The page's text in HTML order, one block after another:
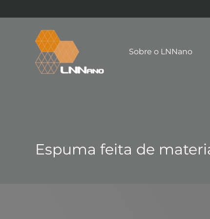
Sobre o LNNano
Espuma feita de